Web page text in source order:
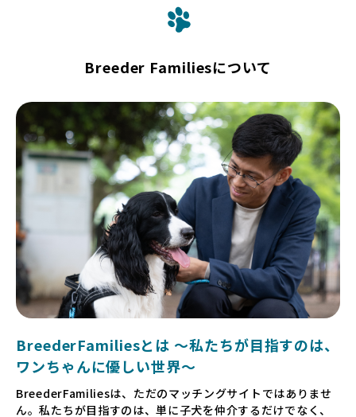
Breeder Familiesについて
BreederFamiliesとは 〜私たちが目指すのは、
ワンちゃんに優しい世界〜
BreederFamiliesは、ただのマッチングサイトではありませ
ん。私たちが目指すのは、単に子犬を仲介するだけでなく、